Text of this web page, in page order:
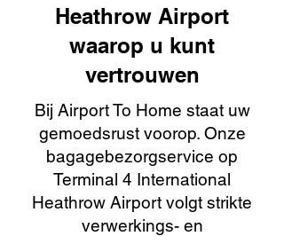
Heathrow Airport
waarop u kunt
vertrouwen
Bij Airport To Home staat uw
gemoedsrust voorop. Onze
bagagebezorgservice op
Terminal 4 International
Heathrow Airport volgt strikte
verwerkings- en